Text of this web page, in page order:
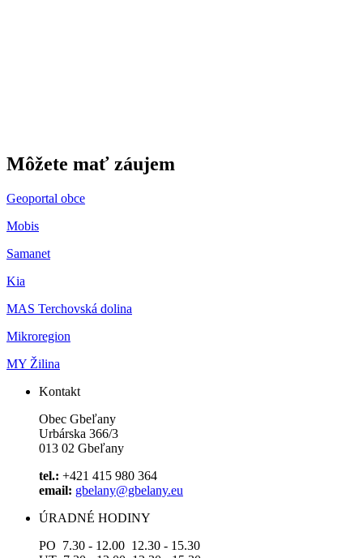
Môžete mať záujem
Geoportal obce
Mobis
Samanet
Kia
MAS Terchovská dolina
Mikroregion
MY Žilina
Kontakt
Obec Gbeľany
Urbárska 366/3
013 02 Gbeľany
tel.: +421 415 980 364
email: gbelany@gbelany.eu
ÚRADNÉ HODINY
PO 7.30 - 12.00 12.30 - 15.30